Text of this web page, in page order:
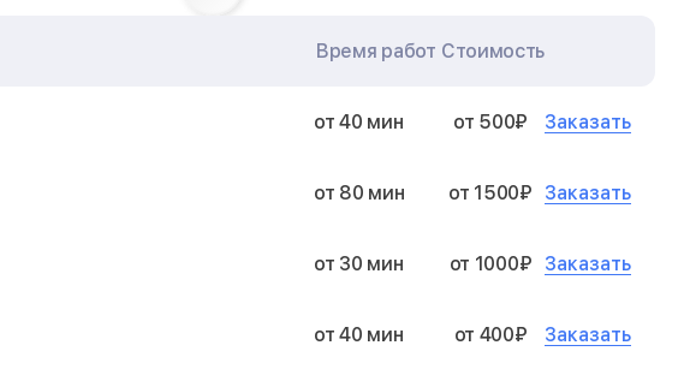
Время работ Стоимость
от 40 мин от 500₽ Заказать
от 80 мин от 1500₽ Заказать
от 30 мин от 1000₽ Заказать
от 40 мин от 400₽ Заказать